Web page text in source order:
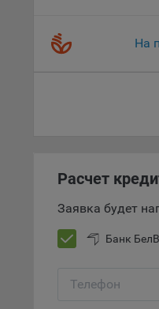
На
Расчет
Заявка будет
Банк
Телефон